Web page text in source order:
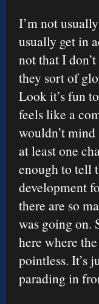
I’m not
usually get in
not that I
they sort of
Look it’s fun
feels like a
wouldn’t
at least one
enough to tell
development
there are so
was going on.
here where
pointless. It’s
parading in